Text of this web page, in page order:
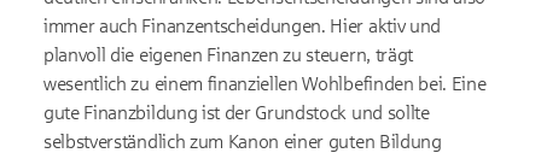
immer auch Finanzentscheidungen. Hier aktiv und
planvoll die eigenen Finanzen zu steuern, trägt
wesentlich zu einem finanziellen Wohlbefinden bei. Eine
gute Finanzbildung ist der Grundstock und sollte
selbstverständlich zum Kanon einer guten Bildung